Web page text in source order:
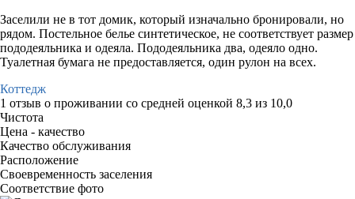
Заселили не в тот домик, который изначально бронировали, но
рядом. Постельное белье синтетическое, не соответствует размер
пододеяльника и одеяла. Пододеяльника два, одеяло одно.
Туалетная бумага не предоставляется, один рулон на всех.
Коттедж
1 отзыв о проживании со средней оценкой 8,3 из 10,0
Чистота
Цена - качество
Качество обслуживания
Расположение
Своевременность заселения
Соответствие фото